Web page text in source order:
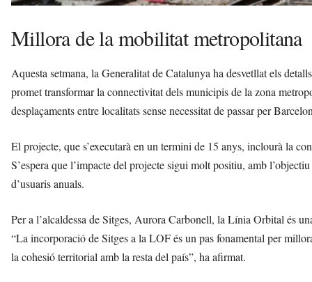
Millora de la mobilitat metropolitana
Aquesta setmana, la Generalitat de Catalunya ha desvetllat els
promet transformar la connectivitat dels municipis de la zona
desplaçaments entre localitats sense necessitat de passar per
El projecte, que s’executarà en un termini de 15 anys, inclourà la
S’espera que l’impacte del projecte sigui molt positiu, amb
d’usuaris anuals.
Per a l’alcaldessa de Sitges, Aurora Carbonell, la Línia Orbital és
“La incorporació de Sitges a la LOF és un pas fonamental per
la cohesió territorial amb la resta del país”, ha afirmat.